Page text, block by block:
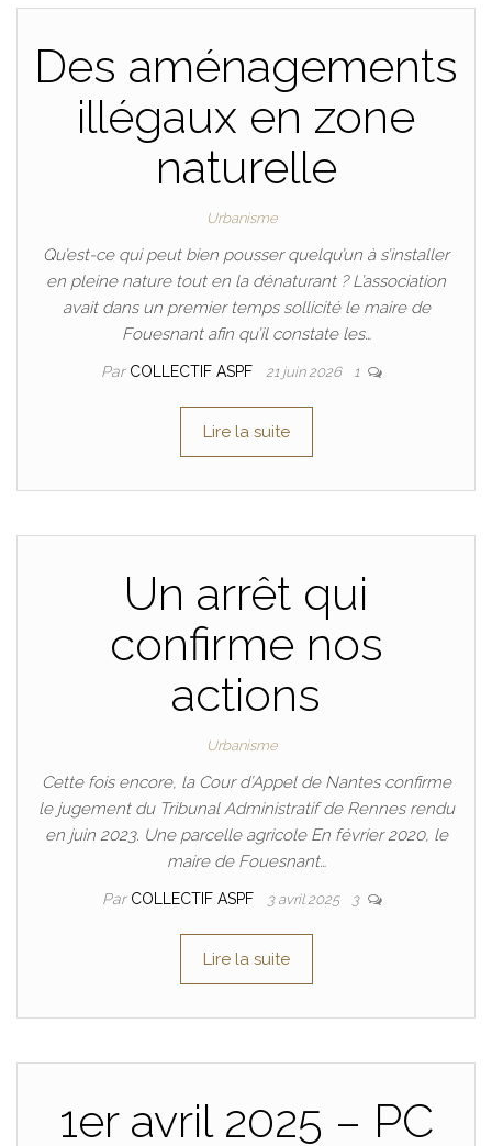
Des aménagements
illégaux en zone
naturelle
Urbanisme
Qu’est-ce qui peut bien pousser quelqu’un à s’installer
en pleine nature tout en la dénaturant ? L’association
avait dans un premier temps sollicité le maire de
Fouesnant afin qu’il constate les…
Par COLLECTIF ASPF 21 juin 2026 1
Lire la suite
Un arrêt qui
confirme nos
actions
Urbanisme
Cette fois encore, la Cour d’Appel de Nantes confirme
le jugement du Tribunal Administratif de Rennes rendu
en juin 2023. Une parcelle agricole En février 2020, le
maire de Fouesnant…
Par COLLECTIF ASPF 3 avril 2025 3
Lire la suite
1er avril 2025 – PC